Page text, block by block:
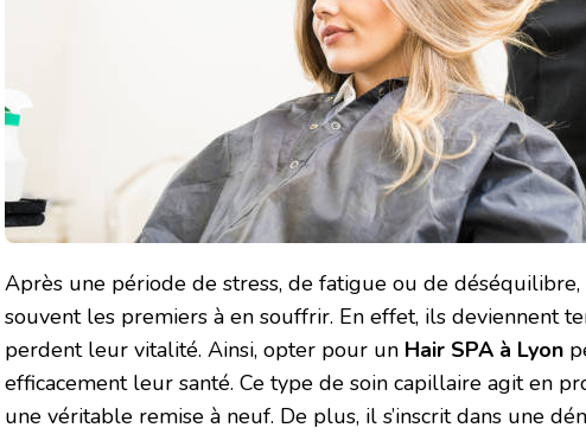
Après une période de stress, de fatigue ou de déséquilibre,
souvent les premiers à en souffrir. En effet, ils deviennent
perdent leur vitalité. Ainsi, opter pour un Hair SPA à Lyon
efficacement leur santé. Ce type de soin capillaire agit en
une véritable remise à neuf. De plus, il s’inscrit dans une